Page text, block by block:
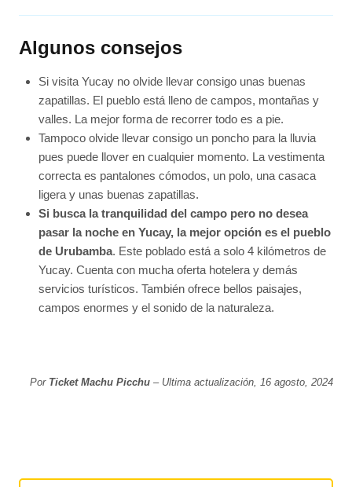
Algunos consejos
Si visita Yucay no olvide llevar consigo unas buenas
zapatillas. El pueblo está lleno de campos, montañas y
valles. La mejor forma de recorrer todo es a pie.
Tampoco olvide llevar consigo un poncho para la lluvia
pues puede llover en cualquier momento. La vestimenta
correcta es pantalones cómodos, un polo, una casaca
ligera y unas buenas zapatillas.
Si busca la tranquilidad del campo pero no desea
pasar la noche en Yucay, la mejor opción es el pueblo
de Urubamba. Este poblado está a solo 4 kilómetros de
Yucay. Cuenta con mucha oferta hotelera y demás
servicios turísticos. También ofrece bellos paisajes,
campos enormes y el sonido de la naturaleza.
Por Ticket Machu Picchu– Ultima actualización, 16 agosto, 2024